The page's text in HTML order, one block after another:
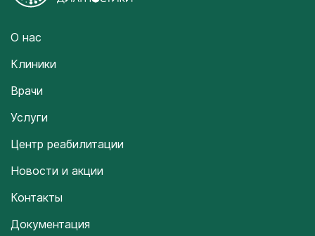
О нас
Клиники
Врачи
Услуги
Центр реабилитации
Новости и акции
Контакты
Документация